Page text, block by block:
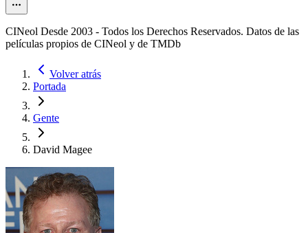
CINeol Desde 2003 - Todos los Derechos Reservados. Datos de las
películas propios de CINeol y de TMDb
Volver atrás
Portada
Gente
David Magee